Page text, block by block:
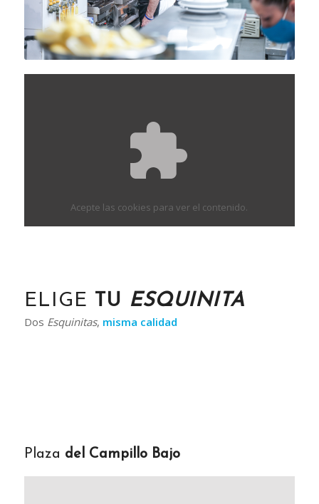
Acepte las cookies para ver el contenido.
ELIGE TU ESQUINITA
Dos Esquinitas, misma calidad
Plaza del Campillo Bajo